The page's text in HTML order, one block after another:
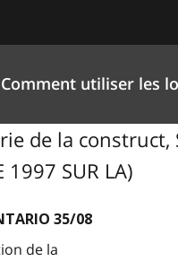
Comment utiliser les
la construct,
1997 SUR LA)
35/08
de la